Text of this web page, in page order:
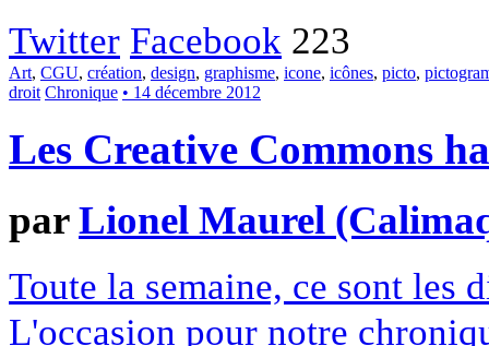
Twitter Facebook 223
Art, CGU, création, design, graphisme, icone, icônes, picto,
droit Chronique • 14 décembre 2012
Les Creative Commons
parLionel Maurel
Toute la semaine, ce sont les
L'occasion pour notre